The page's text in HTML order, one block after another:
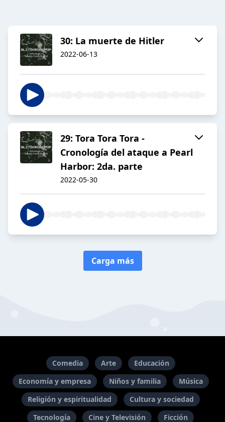
30: La muerte de Hitler
2022-06-13
29: Tora Tora Tora -
Cronología del ataque a Pearl
Harbor: 2da. parte
2022-05-30
Carga más
Comedia Arte
Educación
Economía y empresa
Niños y familia
Música
Religión y espiritualidad
Cultura y sociedad
Tecnología
Cine y Televisión Ficción